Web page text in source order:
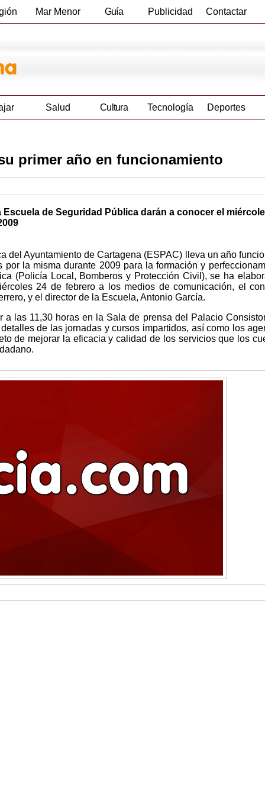
Mar Menor Guía Publicidad Contactar
Salud Cultura Tecnología Deportes
primer año en funcionamiento
de Seguridad Pública darán a conocer el
del Ayuntamiento de Cartagena (ESPAC) lleva un año
por la misma durante 2009 para la formación y
(Policía Local, Bomberos y Protección Civil), se ha
24 de febrero a los medios de comunicación, el
y el director de la Escuela, Antonio García.
a las 11,30 horas en la Sala de prensa del Palacio
de las jornadas y cursos impartidos, así como los
de mejorar la eficacia y calidad de los servicios que los